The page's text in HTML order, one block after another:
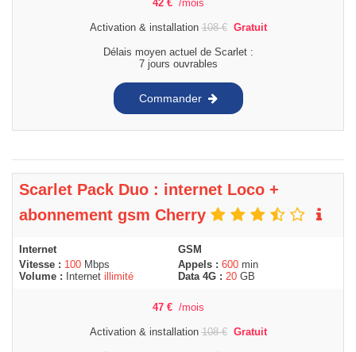
42 € /mois
Activation & installation108€ Gratuit
Délais moyen actuel de Scarlet :
7 jours ouvrables
Commander
Scarlet Pack Duo : internet Loco +
abonnement gsm Cherry
Internet
Vitesse : 100 Mbps
Volume :
Internet illimité
GSM
Appels : 600 min
Data 4G : 20 GB
47 € /mois
Activation & installation108€ Gratuit